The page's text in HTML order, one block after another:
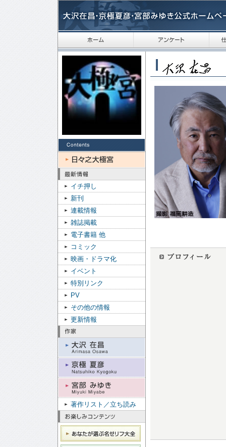
イチ押し
新刊
連載情報
雑誌掲載
電子書籍 他
コミック
映画・ドラマ化
イベント
特別リンク
PV
その他の情報
更新情報
著作リスト／立ち読み